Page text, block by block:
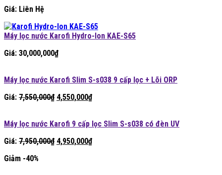
Giá: Liên Hệ
Máy lọc nước Karofi Hydro-Ion KAE-S65
Giá: 30,000,000₫
Máy lọc nước Karofi Slim S-s038 9 cấp lọc + Lõi ORP
Giá: 7,550,000₫ Giá
7,550,000₫.
4,550,000₫Giá
là:
Máy lọc nước Karofi 9 cấp lọc Slim S-s038 có đèn UV
Giá: 7,950,000₫ Giá
4,950,000₫Giá
Giảm -40%